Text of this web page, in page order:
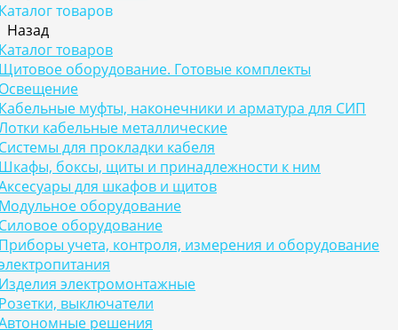
товаров
Назад
товаров
оборудование. Готовые комплекты
муфты, наконечники и арматура для СИП
кабельные металлические
для прокладки кабеля
боксы, щиты и принадлежности к ним
для шкафов и щитов
оборудование
оборудование
учета, контроля, измерения и оборудование
электромонтажные
выключатели
решения